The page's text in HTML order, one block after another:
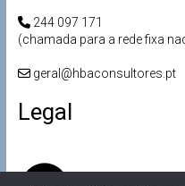
244 097 171
(chamada para a rede fixa
geral@hbaconsultores.pt
Legal